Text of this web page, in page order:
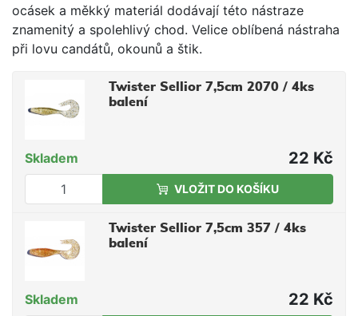
ocásek a měkký materiál dodávají této nástraze
znamenitý a spolehlivý chod. Velice oblíbená nástraha
při lovu candátů, okounů a štik.
Twister Sellior 7,5cm 2070 / 4ks
balení
Skladem 22 Kč
VLOŽIT DO KOŠÍKU
Twister Sellior 7,5cm 357 / 4ks
balení
Skladem 22 Kč